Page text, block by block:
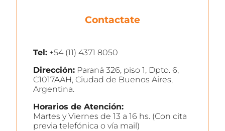
Contactate
Tel: +54 (11) 4371 8050
Dirección: Paraná 326, piso 1, Dpto. 6,
C1017AAH, Ciudad de Buenos Aires,
Argentina.
Horarios de Atención:
Martes y Viernes de 13 a 16 hs. (Con cita
previa telefónica o vía mail)